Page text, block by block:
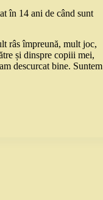
în 14 ani de când sunt
râs împreună, mult joc,
și dinspre copiii mei,
descurcat bine. Suntem